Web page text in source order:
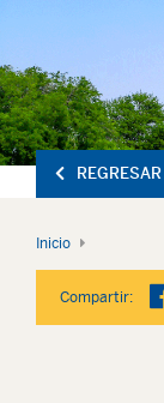
REGRESAR
Inicio
Compartir: